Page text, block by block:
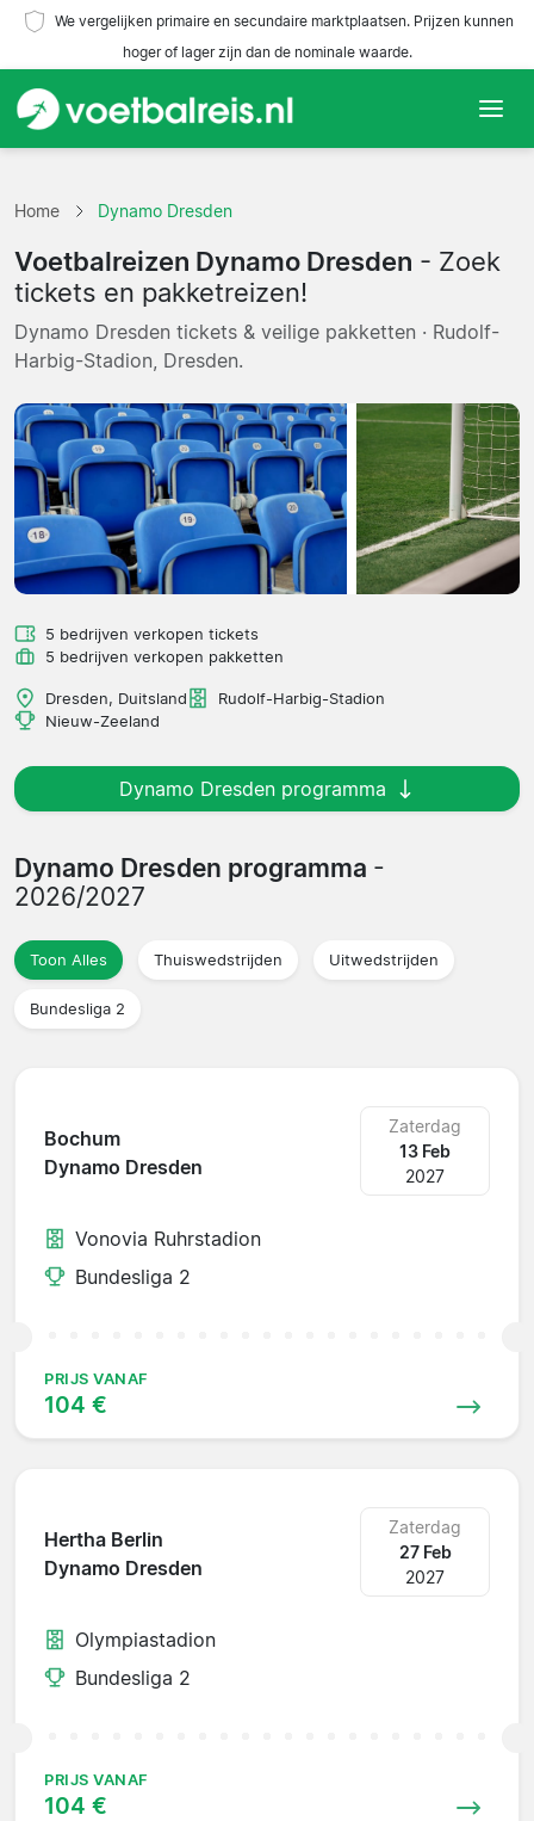
We vergelijken primaire en secundaire marktplaatsen. Prijzen kunnen
hoger of lager zijn dan de nominale waarde.
Teams
Competities
Reisorganisaties
Home Dynamo Dresden
Voetbalreizen Dynamo Dresden - Zoek
tickets en pakketreizen!
Dynamo Dresden tickets & veilige pakketten · Rudolf-
Harbig-Stadion, Dresden.
5 bedrijven verkopen tickets
5 bedrijven verkopen pakketten
Dresden, Duitsland
Rudolf-Harbig-Stadion
Nieuw-Zeeland
Dynamo Dresden programma
Dynamo Dresden programma -
2026/2027
Toon Alles Thuiswedstrijden Uitwedstrijden
Bundesliga 2
Bochum
Dynamo Dresden
Zaterdag
13 Feb
2027
Vonovia Ruhrstadion
Bundesliga 2
PRIJS VANAF
104 €
Hertha Berlin
Dynamo Dresden
Zaterdag
27 Feb
2027
Olympiastadion
Bundesliga 2
PRIJS VANAF
104 €